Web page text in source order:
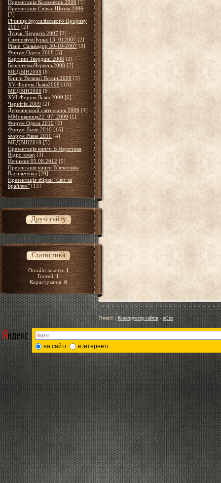
Презентація Коломеєць 2006 [3]
Презентація Співає Школа 2006
[3]
Річниця Брусилівського Прориву
2007 [2]
Луцьк_Чернігів 2007 [2]
СимпозіумЛуцьк 13_012007 [2]
Рівне_Сальвадор 30-10-2007 [3]
Форум Одеса 2008 [5]
Картини Твердині 2008 [3]
БерестечкоЧервень2008 [2]
МЕДВІН2008 [8]
Книги Великої Волині2008 [3]
XV Форум Львів2008 [18]
МЕДВІН2008 [8]
XVІ Форум Львів 2009 [6]
Чернігів 2009 [2]
Дерманський світильник 2009 [4]
ММощаниця22_07_2009 [1]
Форум Одеса 2010 [2]
Форум Львів 2010 [15]
Форум Рівне 2010 [4]
МЕДВІН2010 [5]
Презентація книги В Наумчика
Відро хмар [3]
Нечимне 05.08.2012 [5]
Презентація книги В`ячеслава
Васильченка [20]
Презентація збірки "Світ за
Брайлем" [13]
Друзі сайту
Статистика
Онлайн всього:1
Гостей:1
Користувачів:0
7птах©|Конструктор сайтів-uCoz
на сайті в інтернеті